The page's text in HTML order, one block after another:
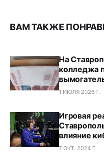
ВАМ ТАКЖЕ
На
колледжа
1 ИЮЛЯ 2026 Г.
Игровая
влияние
7 ОКТ. 2024 Г.